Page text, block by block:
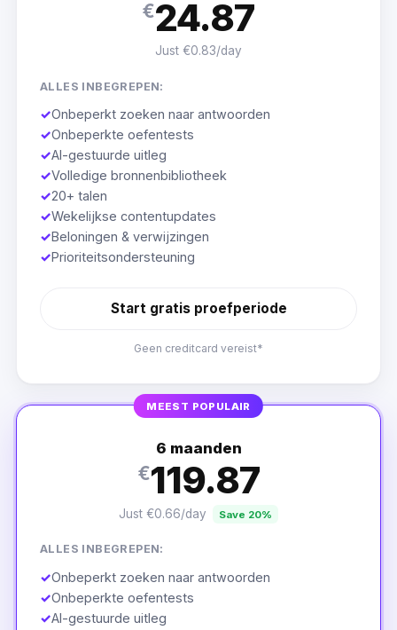
€24.87
Just €0.83/day
ALLES INBEGREPEN:
✓Onbeperkt zoeken naar antwoorden
✓Onbeperkte oefentests
✓AI-gestuurde uitleg
✓Volledige bronnenbibliotheek
✓20+ talen
✓Wekelijkse contentupdates
✓Beloningen & verwijzingen
✓Prioriteitsondersteuning
Start gratis proefperiode
Geen creditcard vereist*
MEEST POPULAIR
6 maanden
€119.87
Just €0.66/day Save 20%
ALLES INBEGREPEN:
✓Onbeperkt zoeken naar antwoorden
✓Onbeperkte oefentests
✓AI-gestuurde uitleg